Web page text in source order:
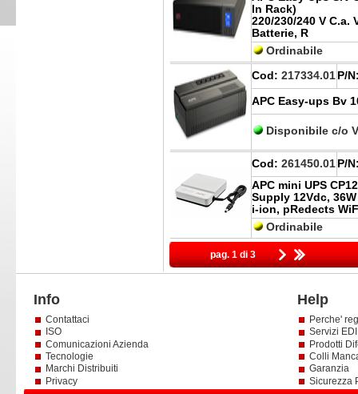
In Rack)
220/230/240 V C.a.
Batterie, R
Ordinabile
Cod: 217334.01 P/
APC Easy-ups Bv
Disponibile c/o
Cod: 261450.01 P/
APC mini UPS
Supply 12Vdc, 36W
i-ion, pRedects
Ordinabile
pag. 1 di 3
Info Help
Contattaci
ISO
Comunicazioni Azienda
Tecnologie
Marchi Distribuiti
Privacy
Perche'
Servizi
Prodotti
Colli
Garanzia
Sicurezza